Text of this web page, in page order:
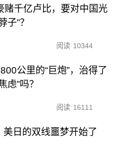
赌千亿卢比，要对中国光
子”？
阅读 10344
公里的“巨炮”，治得了
虑”吗？
阅读 16111
日的双线噩梦开始了